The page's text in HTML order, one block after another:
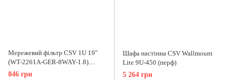
Мережевий фільтр CSV 1U 19"
(WT-2261A-GER-8WAY-1.8)
чорний, 8 розеток з вимикачем,
846 грн
Шафа настінна CSV Wallmount
Lite 9U-450 (перф)
5 264 грн